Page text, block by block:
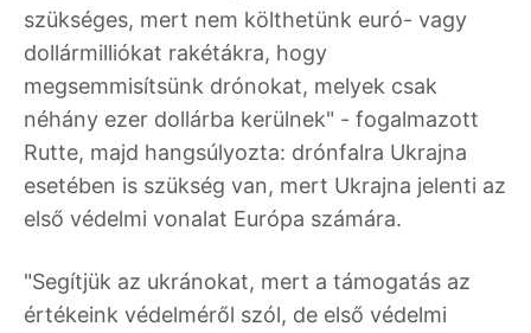
szükséges, mert nem költhetünk euró- vagy
dollármilliókat rakétákra, hogy
megsemmisítsünk drónokat, melyek csak
néhány ezer dollárba kerülnek" - fogalmazott
Rutte, majd hangsúlyozta: drónfalra Ukrajna
esetében is szükség van, mert Ukrajna jelenti az
első védelmi vonalat Európa számára.
"Segítjük az ukránokat, mert a támogatás az
értékeink védelméről szól, de első védelmi